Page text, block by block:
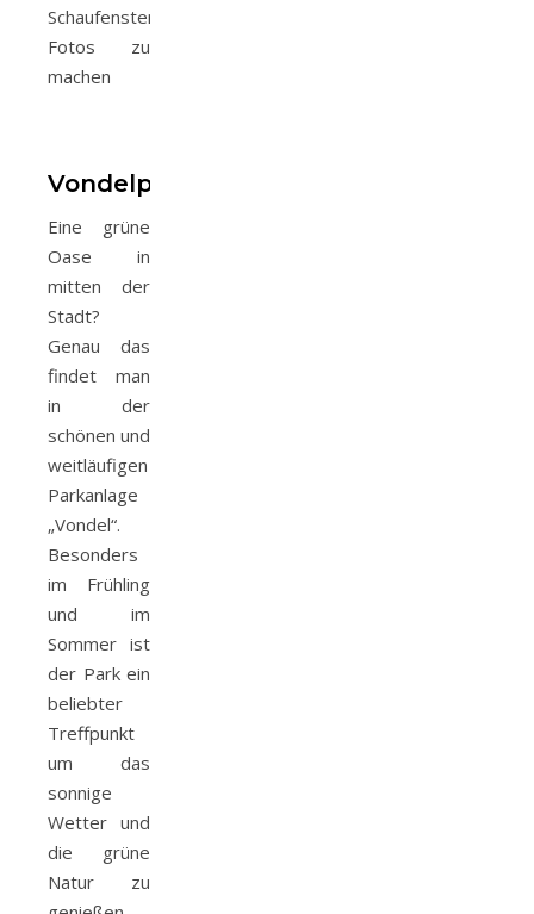
Schaufenstern
Fotos zu
machen
Vondelpark
Eine grüne
Oase in
mitten der
Stadt?
Genau das
findet man
in der
schönen und
weitläufigen
Parkanlage
„Vondel“.
Besonders
im Frühling
und im
Sommer ist
der Park ein
beliebter
Treffpunkt
um das
sonnige
Wetter und
die grüne
Natur zu